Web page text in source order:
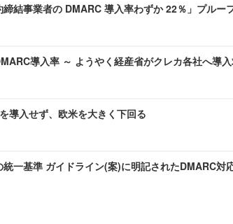
締結事業者の DMARC 導入率わずか 22％」プルー
導入率 ～ ようやく経産省がクレカ各社へ導
導入せず、欧米を大きく下回る
一基準 ガイドライン(案)に明記されたDMARC対